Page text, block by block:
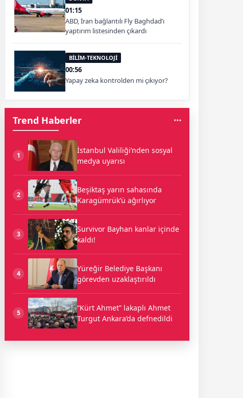
01:15
ABD, İran bağlantılı Fly Baghdad’ı
yaptırım listesinden çıkardı
BİLİM-TEKNOLOJİ
00:56
Yapay zeka kontrolden mi çıkıyor?
Trend Haberler
1
İstanbul Valiliği’nden sosyal
medya uyarısı
2
Beşiktaş yarın sahasında
Karagümrük’ü ağırlıyor
3
Survivor Bayhan kanlar içinde
kaldı!
4
Yüreğir Belediye Başkanı
görevden uzaklaştırıldı
5
“Kürt Ahmet” lakaplı Ahmet
Turgut Ankara’da defnedildi